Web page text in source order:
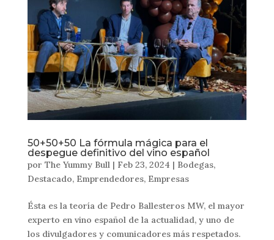
50+50+50 La fórmula mágica para el
despegue definitivo del vino español
por The Yummy Bull| Feb 23, 2024 | Bodegas,
Destacado, Emprendedores, Empresas
Ésta es la teoría de Pedro Ballesteros MW, el mayor
experto en vino español de la actualidad, y uno de
los divulgadores y comunicadores más respetados.